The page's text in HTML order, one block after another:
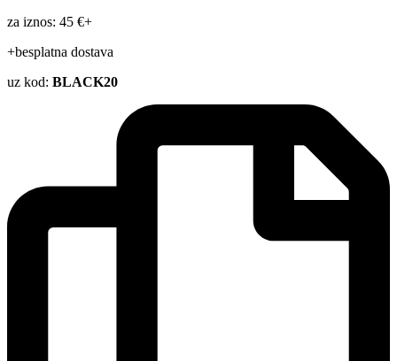
za iznos: 45 €+
+besplatna dostava
uz kod: BLACK20